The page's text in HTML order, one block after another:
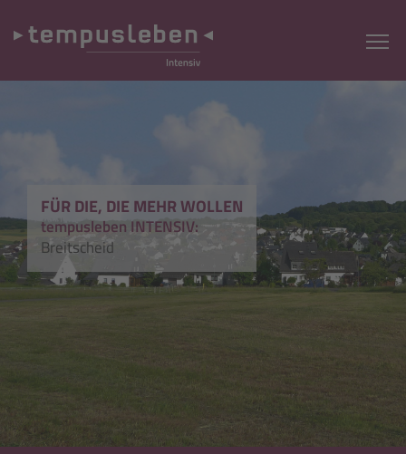
FÜR DIE, DIE MEHR WOLLEN
tempusleben INTENSIV:
Breitscheid